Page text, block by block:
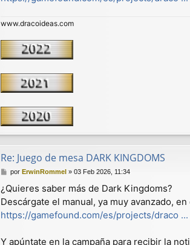
www.dracoideas.com
Re: Juego de mesa DARK KINGDOMS
M
n
s
j
por ErwinRommel » 03 Feb 2026, 11:34
¿Quieres saber más de Dark Kingdoms?
Descárgate el manual, ya muy avanzado,
https://gamefound.com/es/projects/draco
Y apúntate en la campaña para recibir la